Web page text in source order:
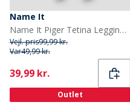
Name It
Name It Piger Tetina Leggings Scarlet
Vejl. pris99,99 kr.
Var49,99 kr.
Current
39,99 kr.
Outlet